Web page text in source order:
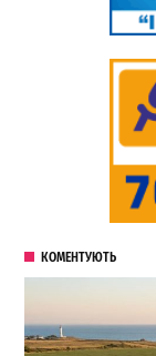
КОМЕНТУЮТЬ